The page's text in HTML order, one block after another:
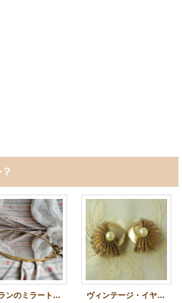
スズランのミラートレー
ヴィンテージ・イヤリング